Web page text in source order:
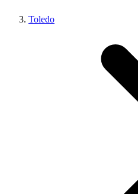
Toledo